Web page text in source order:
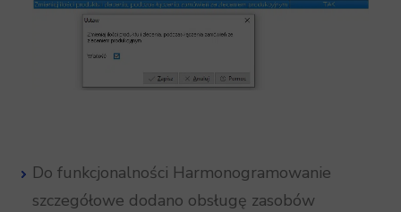
Do funkcjonalności Harmonogramowanie
szczegółowe dodano obsługę zasobów